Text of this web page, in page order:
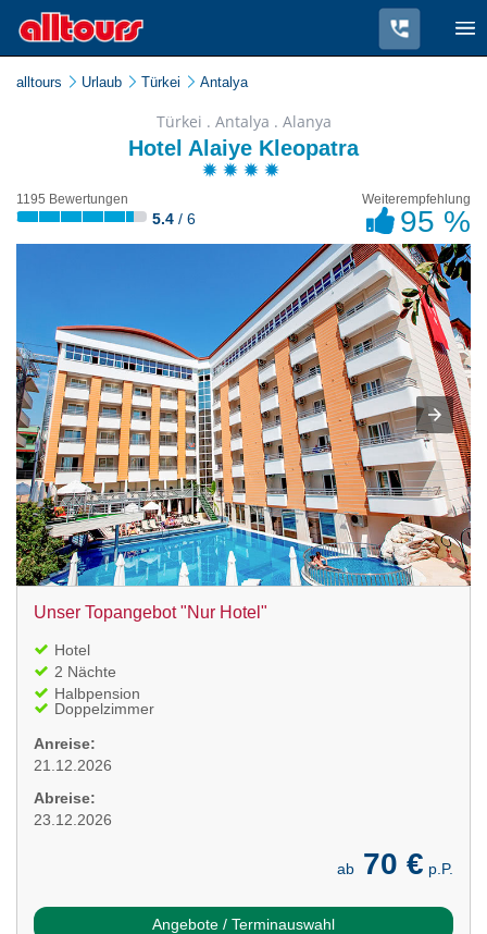
alltours Urlaub Türkei Antalya
Türkei . Antalya . Alanya
Hotel Alaiye Kleopatra
1195 Bewertungen
5.4 / 6
Weiterempfehlung
95 %
Unser Topangebot "Nur Hotel"
Hotel
2 Nächte
Halbpension
Doppelzimmer
Anreise:
21.12.2026
Abreise:
23.12.2026
ab 70 € p.P.
Angebote / Terminauswahl